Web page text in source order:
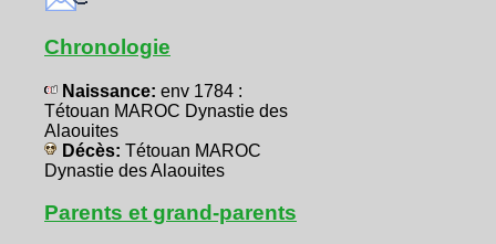
Chronologie
Naissance: env 1784 :
Tétouan MAROC Dynastie des
Alaouites
Décès: Tétouan MAROC
Dynastie des Alaouites
Parents et grand-parents